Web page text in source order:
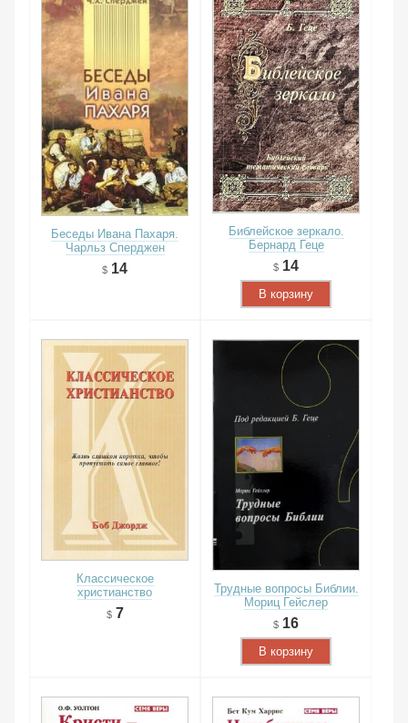
Беседы Ивана Пахаря.
Чарльз Сперджен
14
Библейское зеркало.
Бернард Геце
14
В корзину
Классическое
христианство
7
Трудные вопросы Библии.
Мориц Гейслер
16
В корзину